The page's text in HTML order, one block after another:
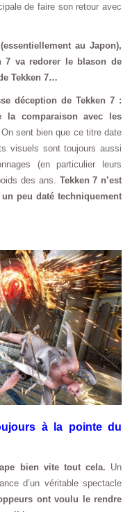
de faire son retour avec
au Japon),
7 va redorer le blason de
Tekken 7…
déception de Tekken 7 :
la comparaison avec les
On sent bien que ce titre date
visuels sont toujours aussi
(en particulier leurs
des ans. Tekken 7 n’est
peu daté techniquement
à la pointe du
bien vite tout cela. Un
d’un véritable spectacle
ont voulu le rendre